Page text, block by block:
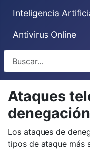
Inteligencia
Antivirus Online
Ataques
Los ataques de
tipos de ataque más